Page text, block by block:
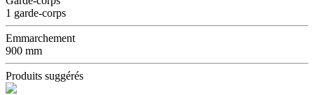
1 garde-corps
Emmarchement
900 mm
Produits suggérés